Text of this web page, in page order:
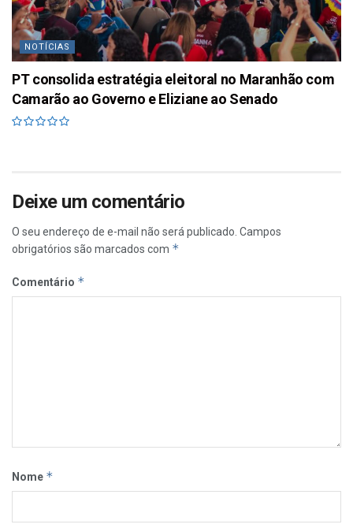
NOTÍCIAS
PT consolida estratégia eleitoral no Maranhão com
Camarão ao Governo e Eliziane ao Senado
Deixe um comentário
O seu endereço de e-mail não será publicado. Campos
obrigatórios são marcados com *
Comentário *
Nome *